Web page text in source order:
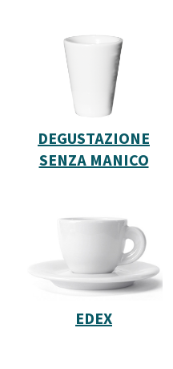
DEGUSTAZIONE
SENZA MANICO
EDEX